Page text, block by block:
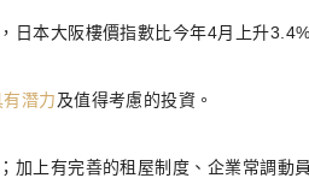
本大阪樓價指數比今年4月上升
有潛力及值得考慮的投資。
上有完善的租屋制度、企業常調動